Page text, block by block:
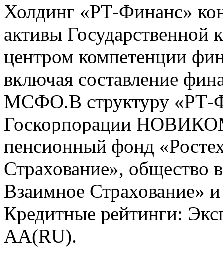
Холдинг «РТ-Финанс»
активы Государственной
центром компетенции
включая составление
МСФО.В структуру «РТ-
Госкорпорации
пенсионный фонд
Страхование», общество
Взаимное Страхование»
Кредитные рейтинги:
AA(RU).